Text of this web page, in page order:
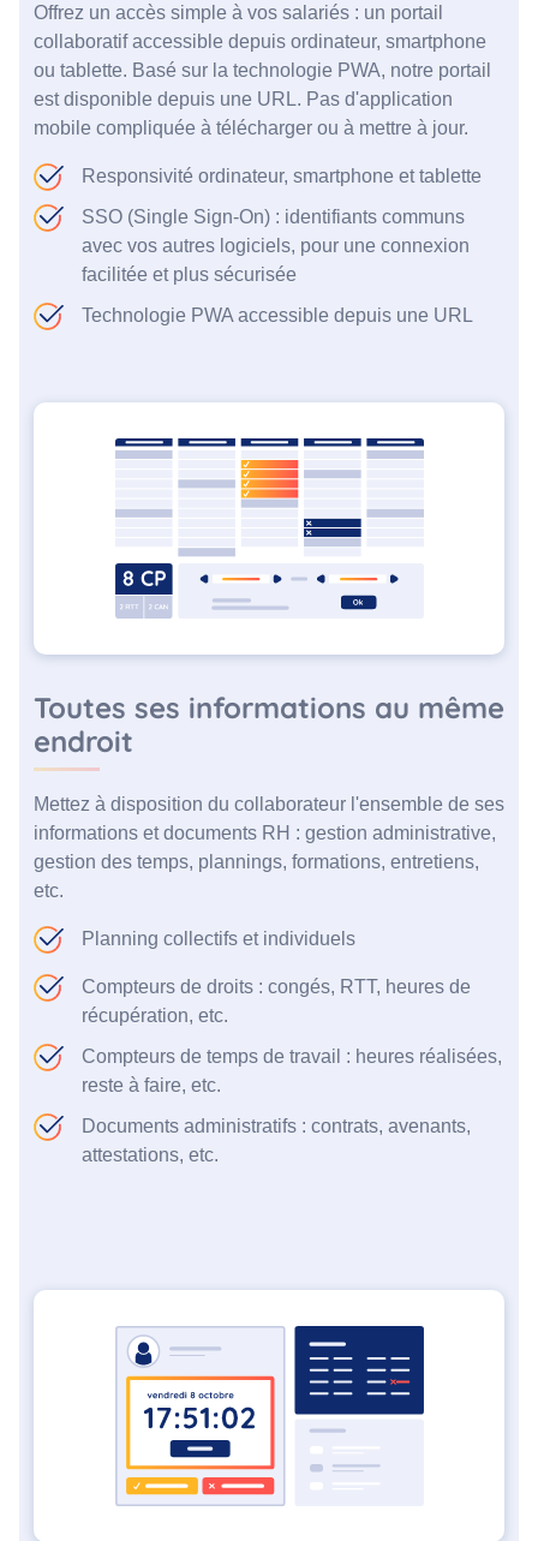
Offrez un accès simple à vos salariés : un portail
collaboratif accessible depuis ordinateur, smartphone
ou tablette. Basé sur la technologie PWA, notre portail
est disponible depuis une URL. Pas d'application
mobile compliquée à télécharger ou à mettre à jour.
Responsivité ordinateur, smartphone et tablette
SSO (Single Sign-On) : identifiants communs
avec vos autres logiciels, pour une connexion
facilitée et plus sécurisée
Technologie PWA accessible depuis une URL
Toutes ses informations au même
endroit
Mettez à disposition du collaborateur l'ensemble de ses
informations et documents RH : gestion administrative,
gestion des temps, plannings, formations, entretiens,
etc.
Planning collectifs et individuels
Compteurs de droits : congés, RTT, heures de
récupération, etc.
Compteurs de temps de travail : heures réalisées,
reste à faire, etc.
Documents administratifs : contrats, avenants,
attestations, etc.